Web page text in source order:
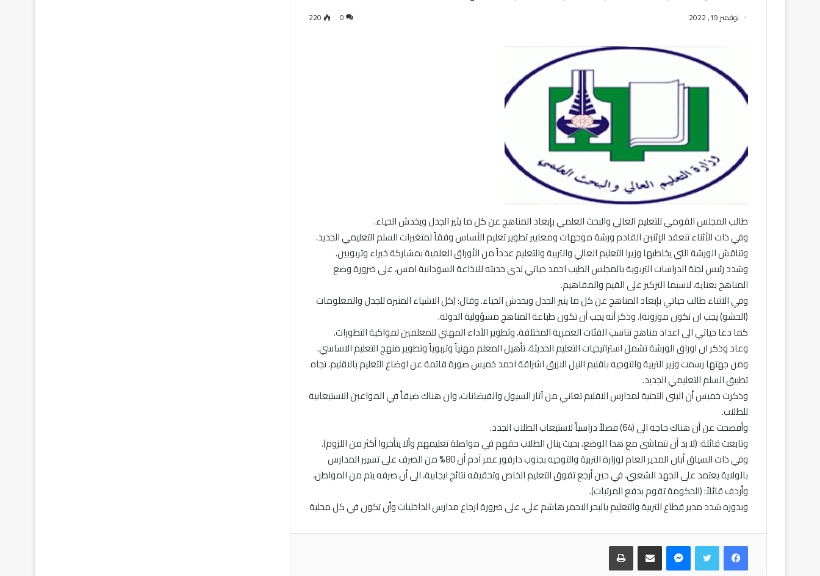
نوفمبر 19, 2022 0
220
طالب المجلس القومي للتعليم العالي والبحث العلمي بإبعاد المناهج عن كل ما يثير الجدل ويخدش الحياء.
وفي ذات الأثناء تنعقد الإثنين القادم ورشة موجهات ومعايير تطوير تعليم الأساس وفقاً لمتغيرات السلم التعليمي الجديد.
وتناقش الورشة التي يخاطبها وزيرا التعليم العالي والتربية والتعليم عدداً من الأوراق العلمية بمشاركة خبراء وتربويين.
وشدد رئيس لجنة الدراسات التربوية بالمجلس الطيب احمد حياتي لدى حديثه للاذاعة السودانية امس، على ضرورة وضع
المناهج بعناية، لاسيما التركيز على القيم والمفاهيم.
وفي الاثناء طالب حياتي بإبعاد المناهج عن كل ما يثير الجدل ويخدش الحياء. وقال: (كل الاشياء المثيرة للجدل والمعلومات
(الحشو) يجب ان تكون موزونة). وذكر أنه يجب أن تكون طباعة المناهج مسؤولية الدولة.
كما دعا حياتي الى اعداد مناهج تناسب الفئات العمرية المختلفة، وتطوير الأداء المهني للمعلمين لمواكبة التطورات.
وعاد وذكر ان اوراق الورشة تشمل استراتيجيات التعليم الحديثة، تأهيل المعلم مهنياً وتربوياً وتطوير منهج التعليم الاساسي.
ومن جهتها رسمت وزير التربية والتوجيه باقليم النيل الازرق اشراقة احمد خميس صورة قاتمة عن اوضاع التعليم بالاقليم، تجاه
تطبيق السلم التعليمي الجديد.
وذكرت خميس أن البنى التحتية لمدارس الاقليم تعاني من آثار السيول والفيضانات، وان هناك ضيقاً في المواعين الاستيعابية
للطلاب.
وأفصحت عن أن هناك حاجة الى (64) فصلاً دراسياً لاستيعاب الطلاب الجدد.
وتابعت قائلة: (لا بد أن نتماشى مع هذا الوضع، بحيث ينال الطلاب حقهم في مواصلة تعليمهم وألا يتأخروا أكثر من اللزوم).
وفي ذات السياق أبان المدير العام لوزارة التربية والتوجيه بجنوب دارفور عمر آدم أن 80% من الصرف على تسيير المدارس
بالولاية يعتمد على الجهد الشعبي، في حين أرجع تفوق التعليم الخاص وتحقيقه نتائج ايجابية، الى أن صرفه يتم من المواطن،
وأردف قائلاً: (الحكومة تقوم بدفع المرتبات).
وبدوره شدد مدير قطاع التربية والتعليم بالبحر الاحمر هاشم علي، على ضرورة ارجاع مدارس الداخليات وأن تكون في كل محلية
فيسبوكتويتر ماسنجر مشاركة عبر البريد طباعة